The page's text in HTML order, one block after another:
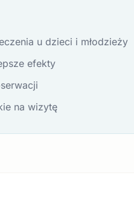
u dzieci i młodzieży
efekty
na wizytę